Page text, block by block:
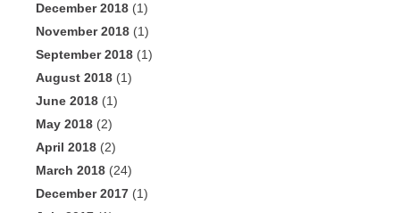
December 2018 (1)
November 2018 (1)
September 2018 (1)
August 2018 (1)
June 2018 (1)
May 2018 (2)
April 2018 (2)
March 2018 (24)
December 2017 (1)